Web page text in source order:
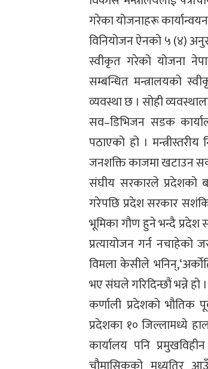
गरेका योजनाहरू
विनियोजन ऐनको ५ (४)
स्वीकृत गरेको योजना
सम्बन्धित मन्त्रालयको
व्यवस्था छ । सोही
सव–डिभिजन सडक
पठाएको हो ।
जनशक्ति काजमा खटाउन
संघीय सरकारले प्रदेशको
गरेपछि प्रदेश सरकार
भूमिका गौण हुने भन्दै
प्रत्यायोजन गर्न नचाहेको
विमला केसीले
भए संघले गरिदिन्छौं भन्ने
कर्णाली प्रदेशको भौतिक
प्रदेशका १० जिल्लामध्ये
कार्यालय पनि